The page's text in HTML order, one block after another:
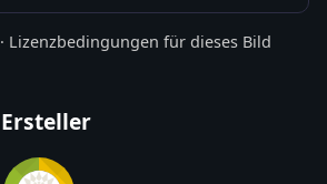
· Lizenzbedingungen für dieses Bild
Ersteller